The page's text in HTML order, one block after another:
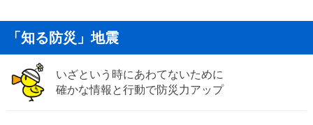
「知る防災」地震
いざという時にあわてないために
確かな情報と行動で防災力アップ